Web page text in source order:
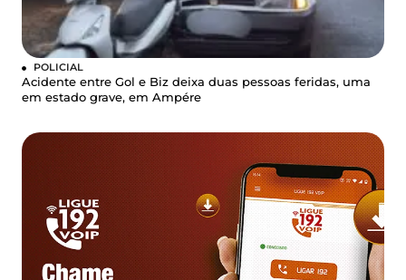
POLICIAL
Acidente entre Gol e Biz deixa duas pessoas feridas, uma
em estado grave, em Ampére